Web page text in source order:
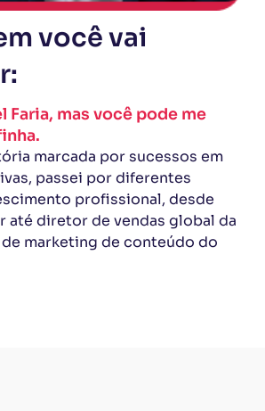
você vai
Faria, mas você pode me
marcada por sucessos em
passei por diferentes
profissional, desde
até diretor de vendas global da
marketing de conteúdo do